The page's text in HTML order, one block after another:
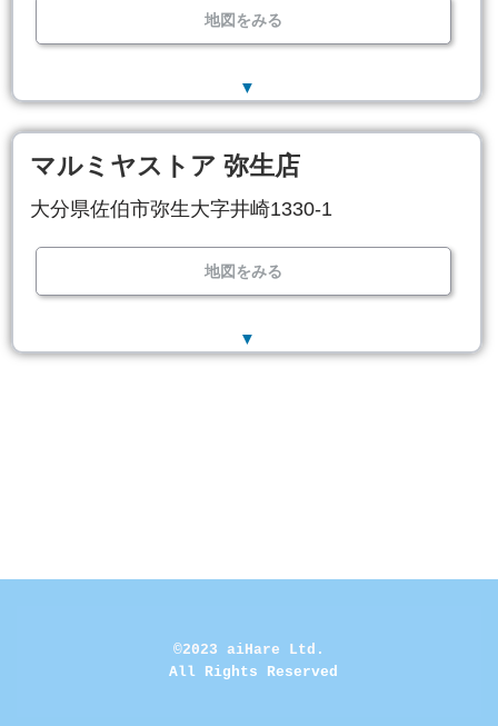
地図をみる
▼
マルミヤストア 弥生店
大分県佐伯市弥生大字井崎1330-1
地図をみる
▼
©2023 aiHare Ltd.
All Rights Reserved